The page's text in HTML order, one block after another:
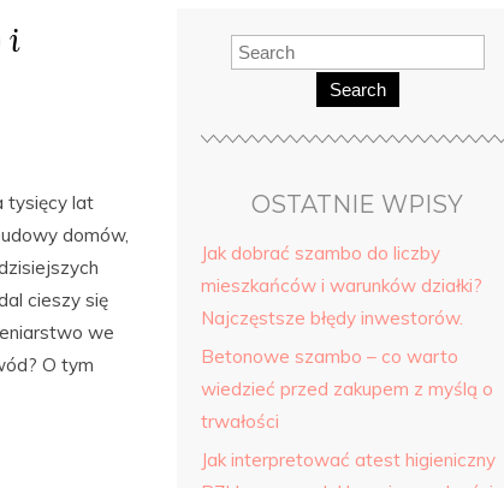
i
tysięcy lat
domów,
cieszy się
we
O tym
Search
OSTATNIE WPISY
Jak dobrać szambo do liczby
mieszkańców i warunków działki?
Najczęstsze błędy inwestorów.
Betonowe szambo – co warto
wiedzieć przed zakupem z myślą o
trwałości
Jak interpretować atest higieniczny